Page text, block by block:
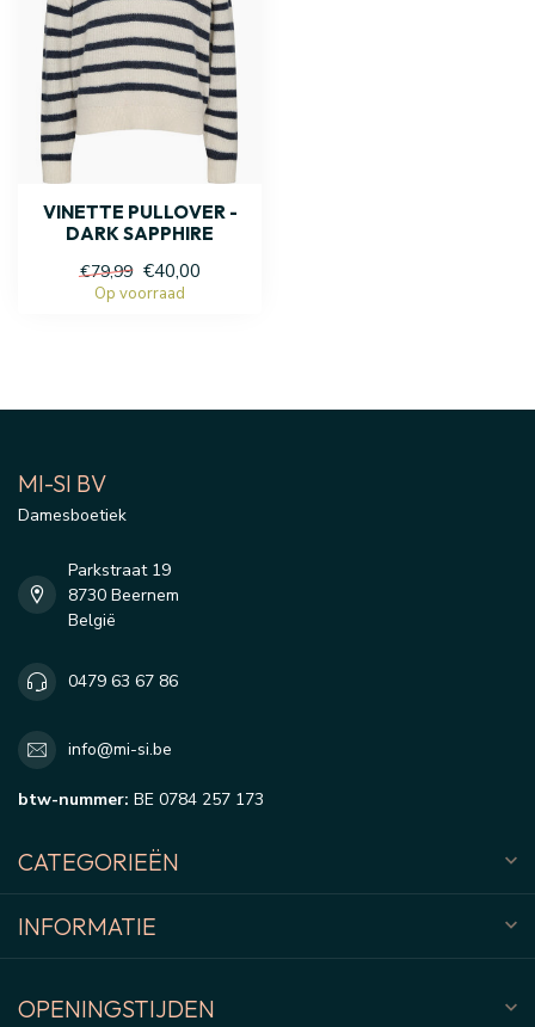
VINETTE PULLOVER -
DARK SAPPHIRE
€79,99 €40,00
Op voorraad
MI-SI BV
Damesboetiek
Parkstraat 19
8730 Beernem
België
0479 63 67 86
info@mi-si.be
btw-nummer: BE 0784 257 173
CATEGORIEËN
INFORMATIE
OPENINGSTIJDEN